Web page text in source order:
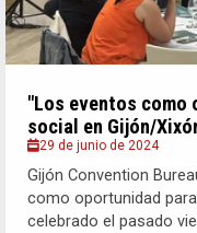
"Los eventos como
social en Gijón/
29 de junio de 2024
Gijón Convention
como oportunidad
celebrado el pasado